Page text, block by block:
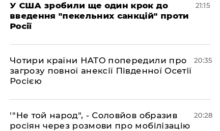
​У США зробили ще один крок до
введення "пекельних санкцій" проти
Росії
21:15
​Чотири країни НАТО попередили про
загрозу повної анексії Південної Осетії
Росією
20:35
​'"Не той народ", - Соловйов образив
росіян через розмови про мобілізацію
20:28